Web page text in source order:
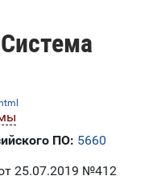
Система
ПО: 5660
25.07.2019 №412